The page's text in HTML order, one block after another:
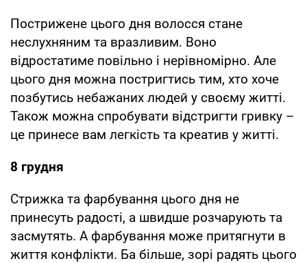
Пострижене цього дня волосся стане
неслухняним та вразливим. Воно
відростатиме повільно і нерівномірно. Але
цього дня можна постригтись тим, хто хоче
позбутись небажаних людей у своєму житті.
Також можна спробувати відстригти гривку –
це принесе вам легкість та креатив у житті.
8 грудня
Стрижка та фарбування цього дня не
принесуть радості, а швидше розчарують та
засмутять. А фарбування може притягнути в
життя конфлікти. Ба більше, зорі радять цього